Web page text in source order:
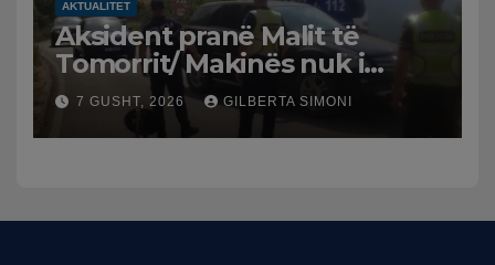
AKTUALITET
Aksident pranë Malit të
Tomorrit/ Makinës nuk i
punuan frenat dhe doli nga
rruga, plagosen 7 persona,
dy në gjendje të rëndë te
7 GUSHT, 2026 GILBERTA SIMONI